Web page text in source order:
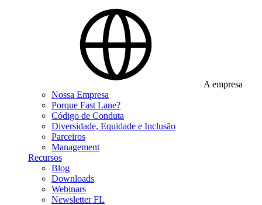
A empresa
Nossa Empresa
Porque Fast Lane?
Código de Conduta
Diversidade, Equidade e Inclusão
Parceiros
Management
Recursos
Blog
Downloads
Webinars
Newsletter FL